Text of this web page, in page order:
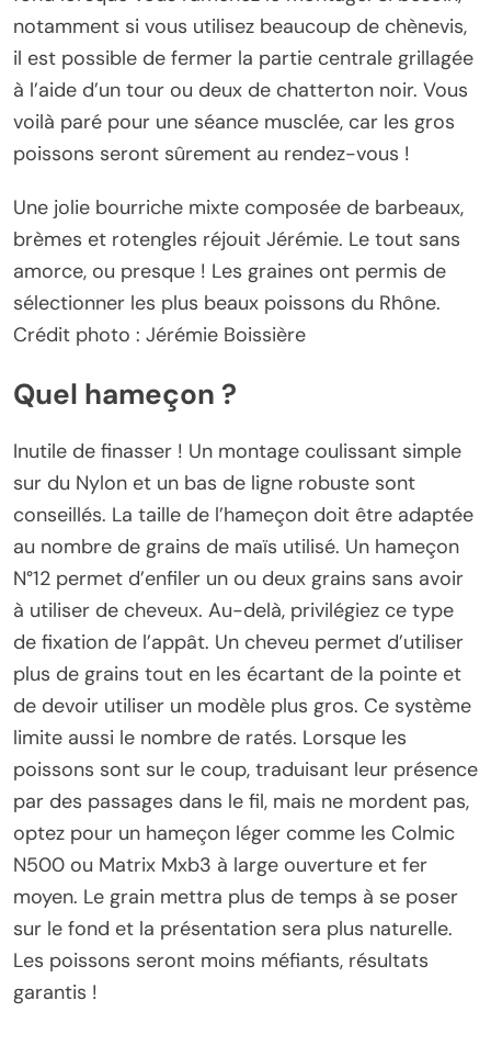
notamment si vous utilisez beaucoup de chènevis,
il est possible de fermer la partie centrale grillagée
à l’aide d’un tour ou deux de chatterton noir. Vous
voilà paré pour une séance musclée, car les gros
poissons seront sûrement au rendez-vous !
Une jolie bourriche mixte composée de barbeaux,
brèmes et rotengles réjouit Jérémie. Le tout sans
amorce, ou presque ! Les graines ont permis de
sélectionner les plus beaux poissons du Rhône.
Crédit photo : Jérémie Boissière
Quel hameçon ?
Inutile de finasser ! Un montage coulissant simple
sur du Nylon et un bas de ligne robuste sont
conseillés. La taille de l’hameçon doit être adaptée
au nombre de grains de maïs utilisé. Un hameçon
N°12 permet d’enfiler un ou deux grains sans avoir
à utiliser de cheveux. Au-delà, privilégiez ce type
de fixation de l’appât. Un cheveu permet d’utiliser
plus de grains tout en les écartant de la pointe et
de devoir utiliser un modèle plus gros. Ce système
limite aussi le nombre de ratés. Lorsque les
poissons sont sur le coup, traduisant leur présence
par des passages dans le fil, mais ne mordent pas,
optez pour un hameçon léger comme les Colmic
N500 ou Matrix Mxb3 à large ouverture et fer
moyen. Le grain mettra plus de temps à se poser
sur le fond et la présentation sera plus naturelle.
Les poissons seront moins méfiants, résultats
garantis !